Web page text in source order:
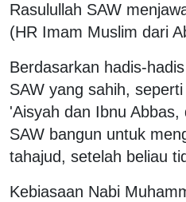
Rasulullah SAW
(HR Imam Muslim dari
Berdasarkan hadis-
SAW yang sahih,
'Aisyah dan Ibnu Abbas,
SAW bangun untuk
tahajud, setelah beliau
Kebiasaan Nabi